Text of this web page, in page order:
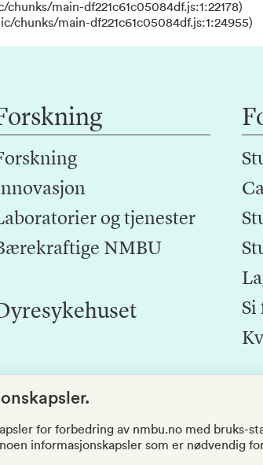
main-df221c61c05084df.js:1:22178)
main-df221c61c05084df.js:1:24955)
og tjenester
NMBU
Si
for forbedring av nmbu.no med bruks-
informasjonskapsler som er nødvendig